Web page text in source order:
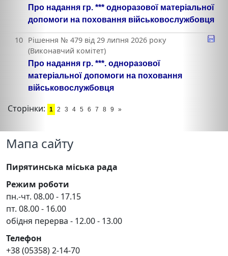
Про надання гр. *** одноразової матеріальної
допомоги на поховання військовослужбовця
10 Рішення № 479 від 29 липня 2026 року
(Виконавчий комітет)
Про надання гр. ***. одноразової
матеріальної допомоги на поховання
військовослужбовця
Сторінки: 1 2 3 4 5 6 7 8 9 »
Мапа сайту
Пирятинська міська рада
Режим роботи
пн.-чт. 08.00 - 17.15
пт. 08.00 - 16.00
обідня перерва - 12.00 - 13.00
Телефон
+38 (05358) 2-14-70